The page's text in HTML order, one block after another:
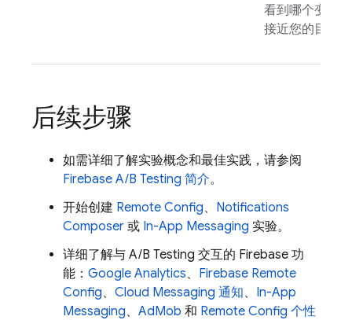
看到哪个变体最
接近您的目标。
后续步骤
如需详细了解实验概念和最佳实践，请参阅
Firebase A/B Testing 简介。
开始创建 Remote Config、 Notifications
Composer 或 In-App Messaging 实验。
详细了解与 A/B Testing 交互的 Firebase 功
能： Google Analytics、 Firebase Remote
Config、 Cloud Messaging 通知、 In-App
Messaging、 AdMob 和 Remote Config 个性